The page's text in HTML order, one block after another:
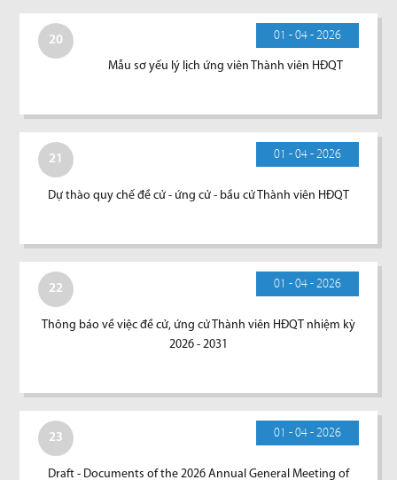
20 01 - 04 - 2026
Mẫu sơ yếu lý lịch ứng viên Thành viên HĐQT
21 01 - 04 - 2026
Dự thào quy chế đề cử - ứng cử - bầu cử Thành viên HĐQT
22 01 - 04 - 2026
Thông báo về việc đề cử, ứng cử Thành viên HĐQT nhiệm kỳ
2026 - 2031
23 01 - 04 - 2026
Draft - Documents of the 2026 Annual General Meeting of